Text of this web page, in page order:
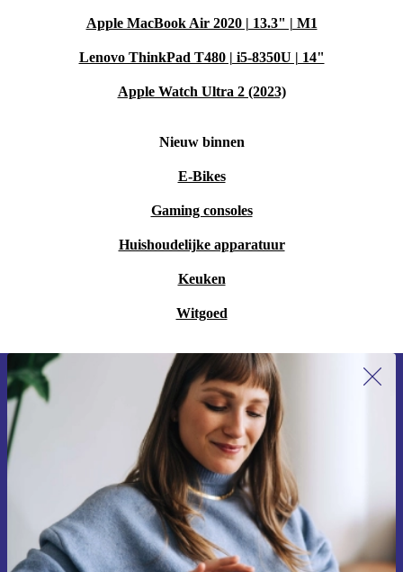
Apple MacBook Air 2020 | 13.3" | M1
Lenovo ThinkPad T480 | i5-8350U | 14"
Apple Watch Ultra 2 (2023)
Nieuw binnen
E-Bikes
Gaming consoles
Huishoudelijke apparatuur
Keuken
Witgoed
Meld je aan voor onze nieuwsbrief en
ontvang €15 korting!
Mis nooit meer een aanbieding.
Voucher aanvragen
Informatie over het gebruik van persoonsgegevens vind je in ons